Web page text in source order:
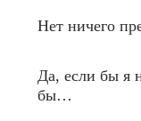
Нет ничего
Да, если бы я
бы…